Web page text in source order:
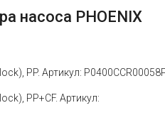
насоса PHOENIX
PP. Артикул:
PP+CF. Артикул: